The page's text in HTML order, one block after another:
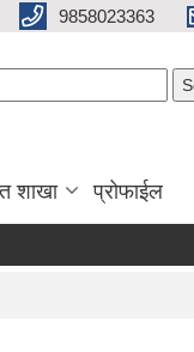
9858023363
शाखा प्रोफाईल